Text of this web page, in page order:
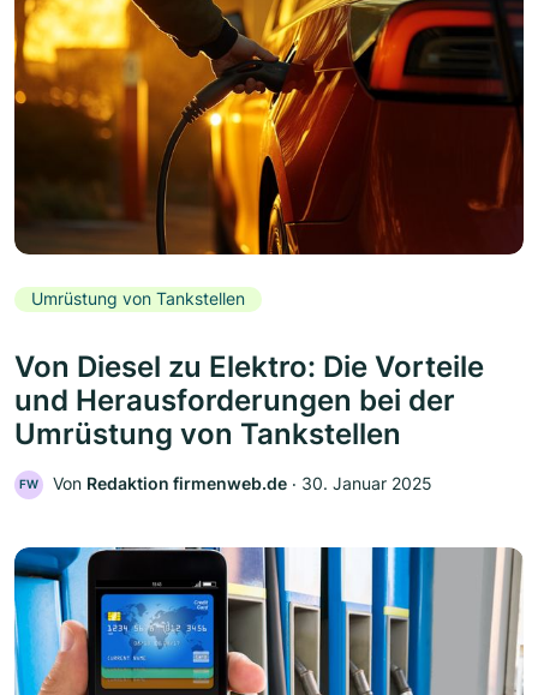
Umrüstung von Tankstellen
Von Diesel zu Elektro: Die Vorteile
und Herausforderungen bei der
Umrüstung von Tankstellen
FW Von Redaktion firmenweb.de ‧ 30. Januar 2025